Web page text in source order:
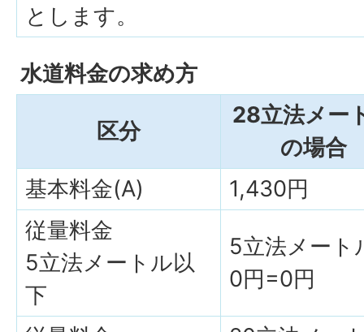
とします。
水道料金の求め方
区分
28立法メー
の場合
基本料金(A)
1,430円
従量料金
5立法メートル以
下
5立法メート
0円=0円